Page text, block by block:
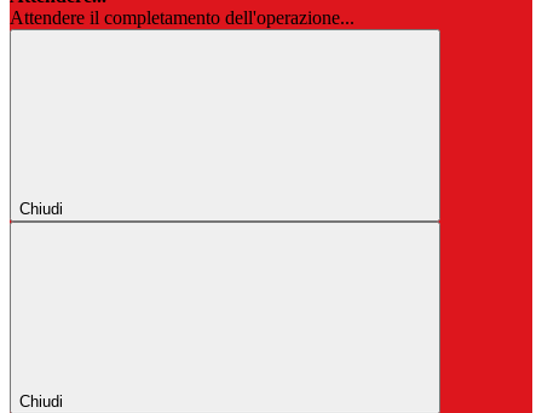
Attendere il completamento dell'operazione...
Chiudi
Chiudi